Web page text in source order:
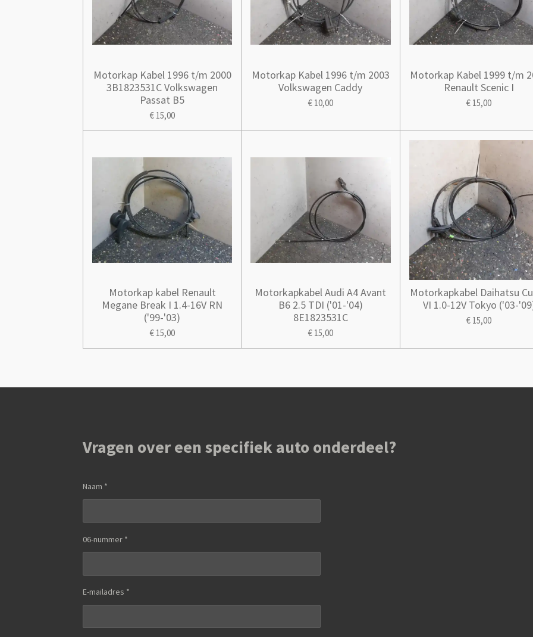
Motorkap Kabel 1996 t/m 2000
3B1823531C Volkswagen
Passat B5
€ 15,00
Motorkap Kabel 1996 t/m 2003
Volkswagen Caddy
€ 10,00
Motorkap Kabel 1999 t/m
Renault Scenic I
€ 15,00
Motorkap kabel Renault
Megane Break I 1.4-16V RN
('99-'03)
€ 15,00
Motorkapkabel Audi A4 Avant
B6 2.5 TDI ('01-'04)
8E1823531C
€ 15,00
Motorkapkabel Daihatsu
VI 1.0-12V Tokyo ('03-
€ 15,00
Vragen over een specifiek auto onderdeel?
Naam *
06-nummer *
E-mailadres *